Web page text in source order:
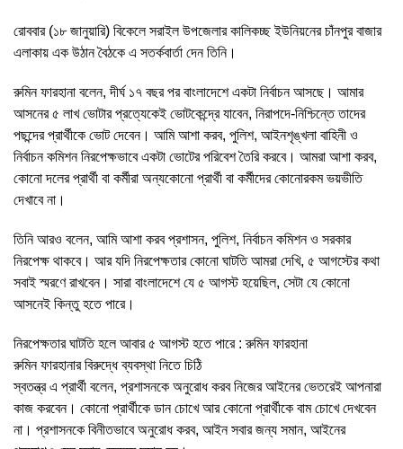
রোববার (১৮ জানুয়ারি) বিকেলে সরাইল উপজেলার কালিকচ্ছ ইউনিয়নের চাঁনপুর বাজার
এলাকায় এক উঠান বৈঠকে এ সতর্কবার্তা দেন তিনি।
রুমিন ফারহানা বলেন, দীর্ঘ ১৭ বছর পর বাংলাদেশে একটা নির্বাচন আসছে। আমার
আসনের ৫ লাখ ভোটার প্রত্যেকেই ভোটকেন্দ্রে যাবেন, নিরাপদে-নিশ্চিন্তে তাদের
পছন্দের প্রার্থীকে ভোট দেবেন। আমি আশা করব, পুলিশ, আইনশৃঙ্খলা বাহিনী ও
নির্বাচন কমিশন নিরপেক্ষভাবে একটা ভোটের পরিবেশ তৈরি করবে। আমরা আশা করব,
কোনো দলের প্রার্থী বা কর্মীরা অন্যকোনো প্রার্থী বা কর্মীদের কোনোরকম ভয়ভীতি
দেখাবে না।
তিনি আরও বলেন, আমি আশা করব প্রশাসন, পুলিশ, নির্বাচন কমিশন ও সরকার
নিরপেক্ষ থাকবে। আর যদি নিরপেক্ষতার কোনো ঘাটতি আমরা দেখি, ৫ আগস্টের কথা
সবাই স্মরণে রাখবেন। সারা বাংলাদেশে যে ৫ আগস্ট হয়েছিল, সেটা যে কোনো
আসনেই কিন্তু হতে পারে।
নিরপেক্ষতার ঘাটতি হলে আবার ৫ আগস্ট হতে পারে : রুমিন ফারহানা
রুমিন ফারহানার বিরুদ্ধে ব্যবস্থা নিতে চিঠি
স্বতন্ত্র এ প্রার্থী বলেন, প্রশাসনকে অনুরোধ করব নিজের আইনের ভেতরেই আপনারা
কাজ করবেন। কোনো প্রার্থীকে ডান চোখে আর কোনো প্রার্থীকে বাম চোখে দেখবেন
না। প্রশাসনকে বিনীতভাবে অনুরোধ করব, আইন সবার জন্য সমান, আইনের